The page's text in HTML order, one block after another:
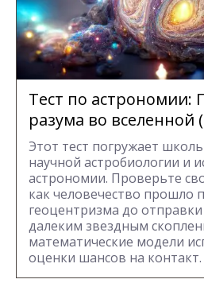
Тест по астрономии:
разума во вселенной
Этот тест погружает
научной астробиологии и
астрономии. Проверьте
как человечество прошло
геоцентризма до
далеким звездным
математические модели
оценки шансов на контакт.